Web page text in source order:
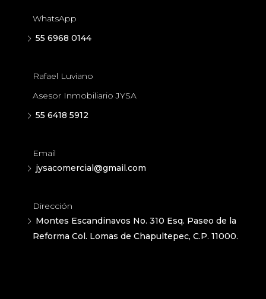
WhatsApp
55 6968 0144
Rafael Luviano
Asesor Inmobiliario JYSA
55 6418 5912
Email
jysacomercial@gmail.com
Dirección
Montes Escandinavos No. 310 Esq. Paseo de la
Reforma Col. Lomas de Chapultepec, C.P. 11000.